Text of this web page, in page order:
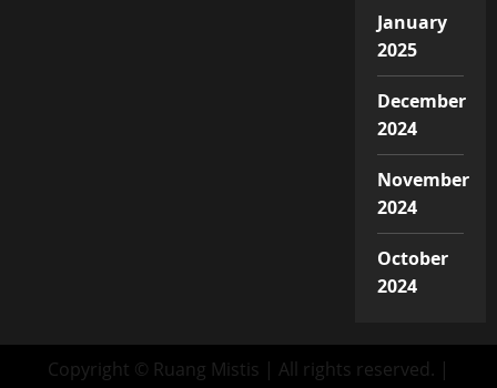
January
2025
December
2024
November
2024
October
2024
Copyright © Ruang Mistis | All rights reserved. |